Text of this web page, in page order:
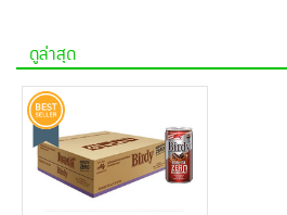
ดูล่าสุด